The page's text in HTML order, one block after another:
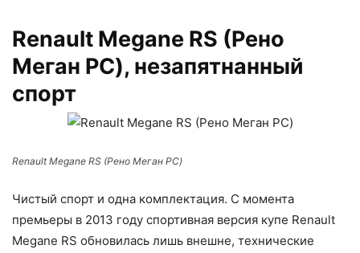
Renault Megane RS (Рено
Меган РС), незапятнанный
спорт
Renault Megane RS (Рено Меган РС)
Чистый спорт и одна комплектация. С момента
премьеры в 2013 году спортивная версия купе Renault
Megane RS обновилась лишь внешне, технические